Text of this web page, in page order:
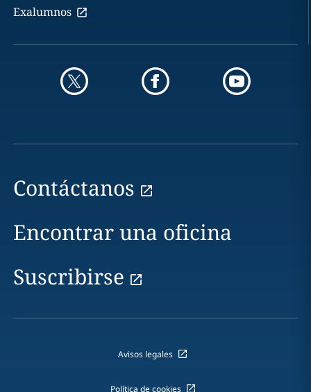
Exalumnos
Contáctanos
Encontrar una oficina
Suscribirse
Avisos legales
Política de cookies